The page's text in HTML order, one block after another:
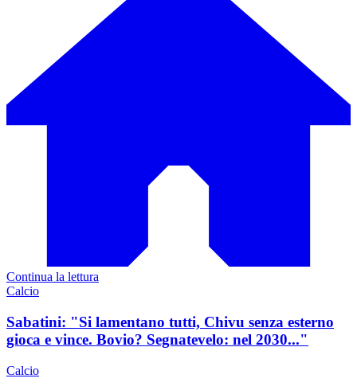
Continua la lettura
Calcio
Sabatini: "Si lamentano tutti, Chivu senza esterno
gioca e vince. Bovio? Segnatevelo: nel 2030..."
Calcio